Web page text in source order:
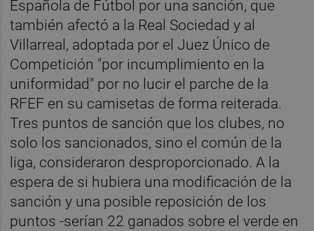
Española de Fútbol por una sanción, que
también afectó a la Real Sociedad y al
Villarreal, adoptada por el Juez Único de
Competición "por incumplimiento en la
uniformidad" por no lucir el parche de la
RFEF en su camisetas de forma reiterada.
Tres puntos de sanción que los clubes, no
solo los sancionados, sino el común de la
liga, consideraron desproporcionado. A la
espera de si hubiera una modificación de la
sanción y una posible reposición de los
puntos -serían 22 ganados sobre el verde en